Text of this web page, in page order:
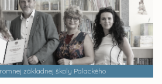
základnej školy Palackého